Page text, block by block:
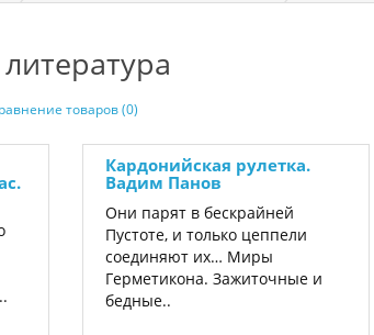
товаров (0)
Кардонийская рулетка.
Вадим Панов
Они парят в бескрайней
Пустоте, и только цеппели
соединяют их… Миры
Герметикона. Зажиточные и
бедные..